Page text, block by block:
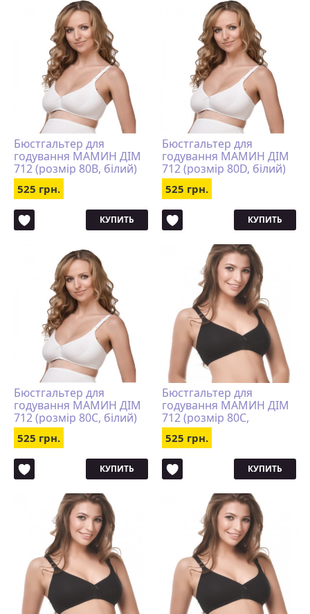
Бюстгальтер для
годування МАМИН ДІМ
712 (розмір 80B, білий)
525 грн.
КУПИТЬ
Бюстгальтер для
годування МАМИН ДІМ
712 (розмір 80D, білий)
525 грн.
КУПИТЬ
Бюстгальтер для
годування МАМИН ДІМ
712 (розмір 80C, білий)
525 грн.
КУПИТЬ
Бюстгальтер для
годування МАМИН ДІМ
712 (розмір 80C,
чорний)
525 грн.
КУПИТЬ